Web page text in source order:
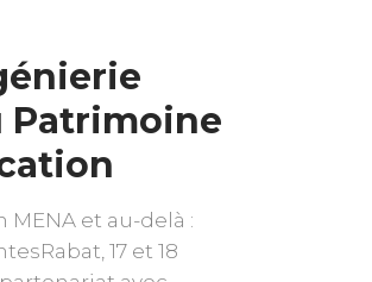
Patrimoine
et au-delà :
17 et 18